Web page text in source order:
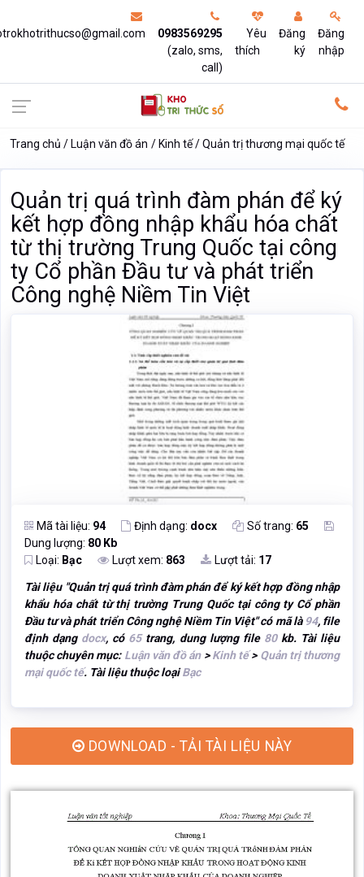
0983569295
(zalo, sms,
call)
Yêu
thích
Đăng
ký
Đăng
nhập
Trang chủ Luận văn đồ án Kinh tế Quản trị thương mại quốc tế
Quản trị quá trình đàm phán để ký
kết hợp đồng nhập khẩu hóa chất
từ thị trường Trung Quốc tại công
ty Cổ phần Đầu tư và phát triển
Công nghệ Niềm Tin Việt
Mã tài liệu: 94 Định dạng: docx Số trang: 65
Dung lượng: 80 Kb
Loại: Bạc Lượt xem: 863 Lượt tải: 17
Tài liệu "Quản trị quá trình đàm phán để ký kết hợp đồng nhập
khẩu hóa chất từ thị trường Trung Quốc tại công ty Cổ phần
Đầu tư và phát triển Công nghệ Niềm Tin Việt" có mã là 94, file
định dạng docx, có 65trang, dung lượng file 80kb. Tài liệu
thuộc chuyên mục: Luận văn đồ án>Kinh tế> Quản trị thương
mại quốc tế. Tài liệu thuộc loạiBạc
DOWNLOAD - TẢI TÀI LIỆU NÀY